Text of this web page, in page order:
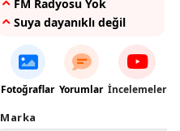
FM Radyosu Yok
Suya dayanıklı değil
Fotoğraflar Yorumlar İncelemeler
Marka